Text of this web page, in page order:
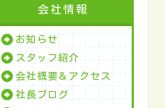
会社情報
お知らせ
スタッフ紹介
会社概要＆アクセス
社長ブログ